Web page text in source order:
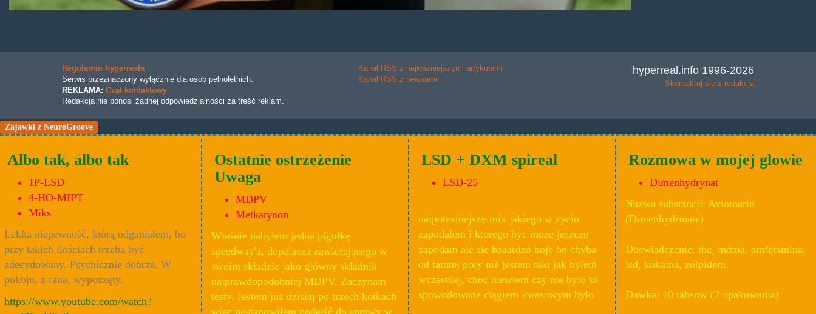
Regulamin hyperreala
Serwis przeznaczony wyłącznie dla osób pełnoletnich.
REKLAMA: Czat kontaktowy
Redakcja nie ponosi żadnej odpowiedzialności za treść reklam.
Kanał RSS z najważniejszymi artykułami
Kanał RSS z newsami
hyperreal.info 1996-2026
Skontaktuj się z redakcją
Zajawki z NeuroGroove
Albo tak, albo tak
1P-LSD
4-HO-MIPT
Miks
Lekka niepewność, którą odganiałem, bo
przy takich ilościach trzeba być
zdecydowany. Psychicznie dobrze. W
pokoju, z rana, wypoczęty.
https://www.youtube.com/watch?
Ostatnie ostrzeżenie
Uwaga
MDPV
Metkatynon
Właśnie nabyłem jedną pigułkę
speedway'a, dopalacza zawierającego w
swoim składzie jako główny składnik
najprawdopodobniej MDPV. Zaczynam
testy. Jestem już dzisiaj po trzech kotkach
LSD + DXM spireal
LSD-25
najpotezniejszy mix jakiego w zyciu
zapodalem i ktorego byc moze jeszcze
zapodam ale sie baaardzo boje bo chyba
od tamtej pory nie jestem taki jak bylem
wczesniej, choc niewiem czy nie bylo to
spowodowane ciągiem kwasowym było
Rozmowa w mojej glowie
Dimenhydrynat
Nazwa substancji: Aviomarin
(Dimenhydrinate)
Doswiadczenie: thc, mdma, amfetamina,
lsd, kokaina, zolpidem
Dawka: 10 tabsow (2 opakowania)